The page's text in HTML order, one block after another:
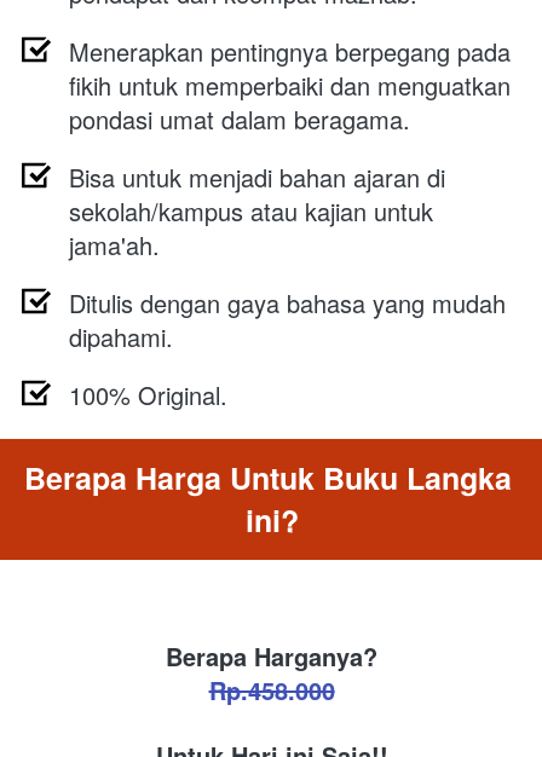
Menerapkan pentingnya berpegang pada
fikih untuk memperbaiki dan menguatkan
pondasi umat dalam beragama.
Bisa untuk menjadi bahan ajaran di
sekolah/kampus atau kajian untuk
jama'ah.
Ditulis dengan gaya bahasa yang mudah
dipahami.
100% Original.
Berapa Harga Untuk Buku Langka
ini?
Berapa Harganya?
Rp.458.000